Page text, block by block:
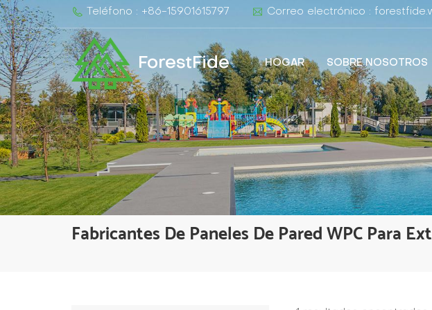
Teléfono : +86-15901615797 Correo electrónico :
ForestFide HOGAR SOBRE NOSOTROS
Fabricantes De Paneles De Pared WPC Para